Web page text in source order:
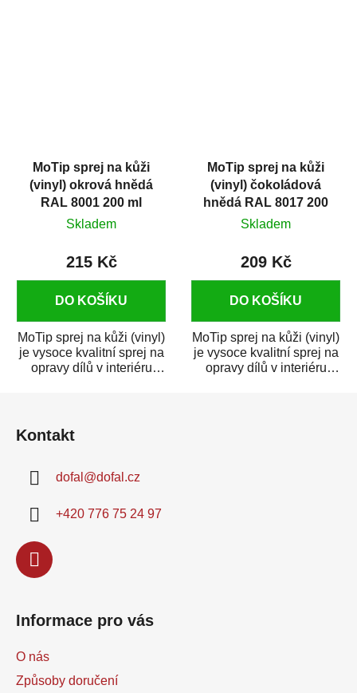
MoTip sprej na kůži
(vinyl) okrová hnědá
RAL 8001 200 ml
Skladem
215 Kč
DO KOŠÍKU
MoTip sprej na kůži (vinyl)
je vysoce kvalitní sprej na
opravy dílů v interiéru
MoTip sprej na kůži
(vinyl) čokoládová
hnědá RAL 8017 200
ml
Skladem
209 Kč
DO KOŠÍKU
MoTip sprej na kůži (vinyl)
je vysoce kvalitní sprej na
opravy dílů v interiéru
Kontakt
dofal @dofal.cz
+420 776 75 24 97
Informace pro vás
O nás
Způsoby doručení